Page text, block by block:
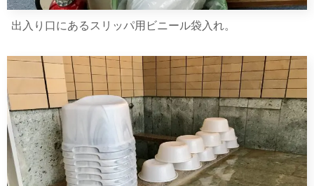
出入り口にあるスリッパ用ビニール袋入れ。